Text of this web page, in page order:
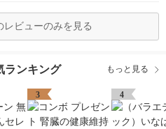
レビューのみを見る
ランキング もっと見る
3 4